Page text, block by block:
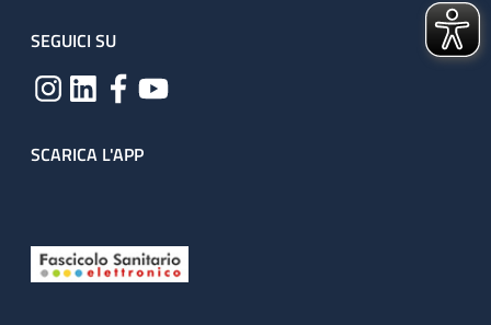
SEGUICI SU
SCARICA L'APP